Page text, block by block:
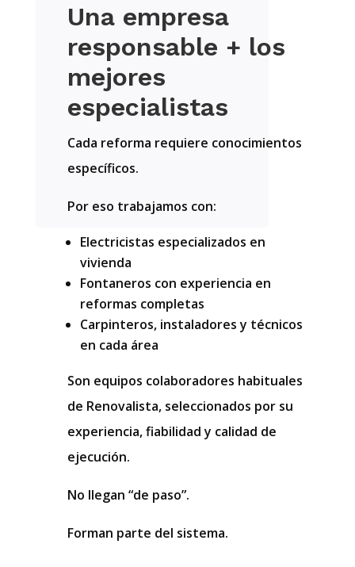
Una empresa
responsable + los
mejores
especialistas
Cada reforma requiere conocimientos
específicos.
Por eso trabajamos con:
Electricistas especializados en
vivienda
Fontaneros con experiencia en
reformas completas
Carpinteros, instaladores y técnicos
en cada área
Son equipos colaboradores habituales
de Renovalista, seleccionados por su
experiencia, fiabilidad y calidad de
ejecución.
No llegan “de paso”.
Forman parte del sistema.